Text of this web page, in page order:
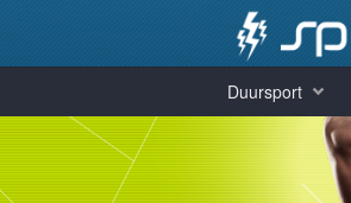
Duursport